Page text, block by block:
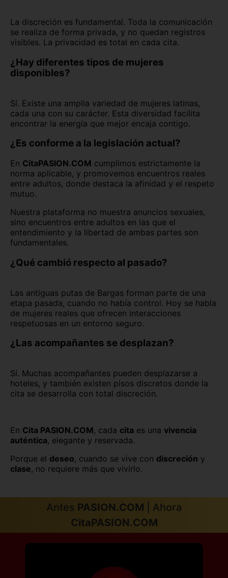
La discreción es fundamental. Toda la comunicación
se realiza de forma privada, y no quedan registros
visibles. La privacidad es total en cada cita.
¿Hay diferentes tipos de mujeres
disponibles?
Sí. Existe una amplia variedad de mujeres latinas,
cada una con su carácter. Esta diversidad facilita
encontrar la energía que mejor encaja contigo.
¿Es conforme a la legislación actual?
En CitaPASION.COM cumplimos estrictamente la
norma aplicable, y promovemos encuentros reales
entre adultos, donde destaca la afinidad y el respeto
mutuo.
Nuestra plataforma no muestra anuncios sexuales,
sino encuentros entre adultos en las que el
entendimiento y la libertad de ambas partes son
fundamentales.
¿Qué cambió respecto al pasado?
Las antiguas putas de Bargas forman parte de una
etapa pasada, cuando no había control. Hoy se habla
de mujeres reales que ofrecen interacciones
respetuosas en un entorno seguro.
¿Las acompañantes se desplazan?
Sí. Muchas acompañantes pueden desplazarse a
hoteles, y también existen pisos discretos donde la
cita se desarrolla con total discreción.
En Cita PASION.COM, cada cita es una vivencia
auténtica, elegante y reservada.
Porque el deseo, cuando se vive con discreción y
clase, no requiere más que vivirlo.
Antes PASION.COM | Ahora
CitaPASION.COM